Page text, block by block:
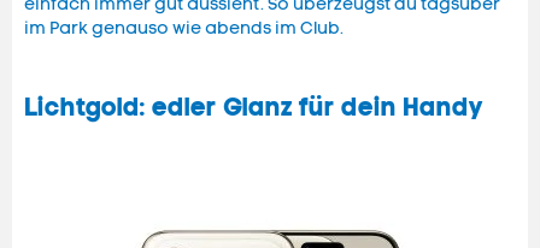
einfach immer gut aussieht. So überzeugst du tagsüber
im Park genauso wie abends im Club.
Lichtgold: edler Glanz für dein Handy